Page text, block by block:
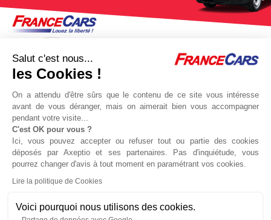
Salut c'est nous...
les Cookies !
On a attendu d'être sûrs que le contenu de ce site vous intéresse
avant de vous déranger, mais on aimerait bien vous accompagner
pendant votre visite...
C'est OK pour vous ?
Ici, vous pouvez accepter ou refuser tout ou partie des cookies
déposés par Axeptio et ses partenaires. Pas d'inquiétude, vous
pourrez changer d'avis à tout moment en paramétrant vos cookies.
Lire la politique de Cookies
Voici pourquoi nous utilisons des cookies.
Jeu concours Delta
Qui sommes nous ?
Partenaires
Actualités
Recrutement
Nous contacter